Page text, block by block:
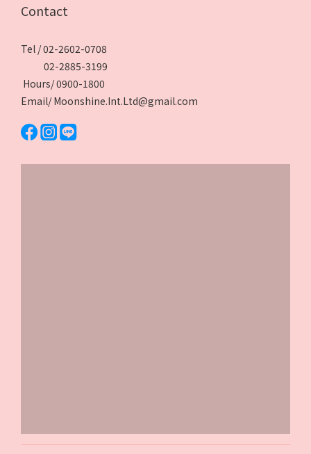
Contact
Tel / 02-2602-0708
02-2885-3199
Hours/ 0900-1800
Email/ Moonshine.Int.Ltd@gmail.com